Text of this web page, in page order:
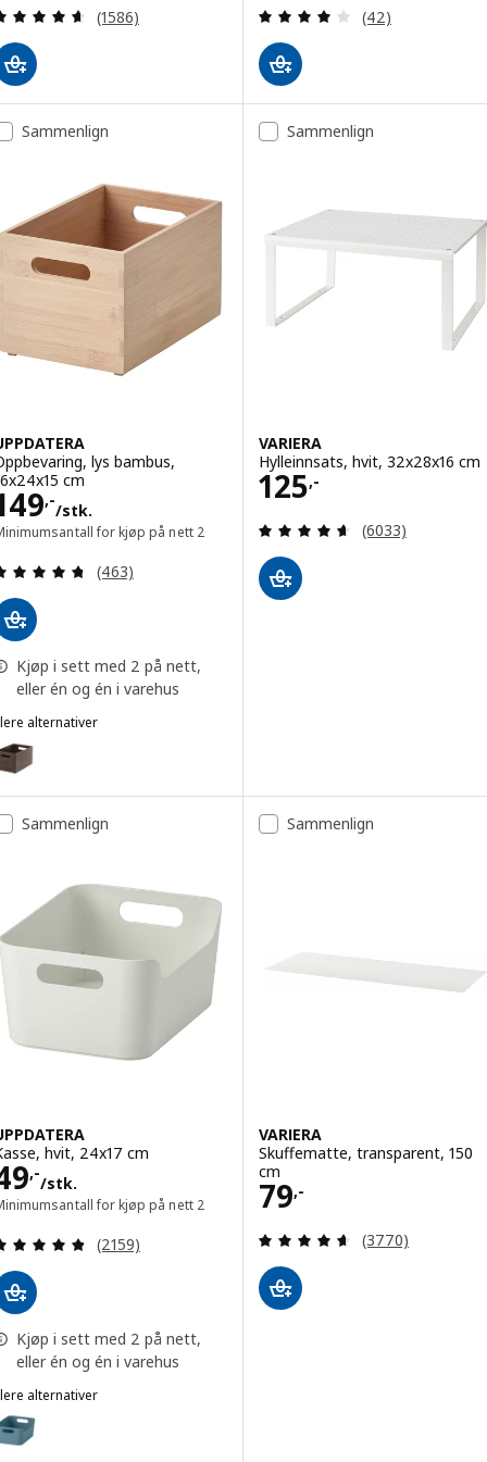
Gjennomgang: 4.6 av 5 stjerner. Samlede
(1586) Gjennomgang:
(42)
Sammenlign
lys bambus,
cm
,-
/stk.
149,-/stk.
for kjøp på nett 2
Gjennomgang: 4.7 av 5 stjerner. Samlede
(463)
Kjøp i sett med 2 på nett,
eller én og én i varehus
alternativer
UPPDATERA, Oppbevaring, mørk bambus, 16x24x15 cm
Sammenlign
VARIERA
Hylleinnsats, hvit, 32x28x16 cm
125,-
Pris 125,-
Gjennomgang:
(6033)
Sammenlign
hvit, 24x17 cm
,-
/stk.
49,-/stk.
for kjøp på nett 2
Gjennomgang: 4.8 av 5 stjerner. Samlede
(2159)
Kjøp i sett med 2 på nett,
eller én og én i varehus
alternativer
UPPDATERA, Kasse, gråblå, 24x17 cm
Sammenlign
VARIERA
Skuffematte, transparent, 150
cm
79,-
Pris 79,-
Gjennomgang:
(3770)